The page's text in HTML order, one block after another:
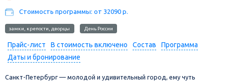
Стоимость программы: от 32090 р.
замки, крепости, дворцы День России
Прайс-лист В стоимость включено Состав
Программа
Даты и бронирование
Санкт-Петербург — молодой и удивительный город, ему чуть